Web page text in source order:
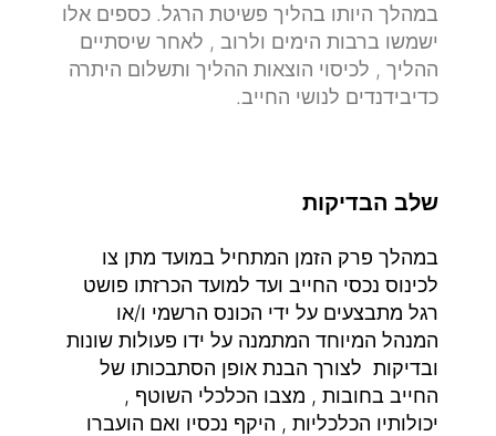
במהלך היותו בהליך פשיטת הרגל. כספים אלו
ישמשו ברבות הימים ולרוב , לאחר שיסתיים
ההליך , לכיסוי הוצאות ההליך ותשלום היתרה
כדיבידנדים לנושי החייב.
שלב הבדיקות
במהלך פרק הזמן המתחיל במועד מתן צו
לכינוס נכסי החייב ועד למועד הכרזתו פושט
רגל מתבצעים על ידי הכונס הרשמי ו/או
המנהל המיוחד המתמנה על ידו פעולות שונות
ובדיקות לצורך הבנת אופן הסתבכותו של
החייב בחובות , מצבו הכלכלי השוטף ,
יכולותיו הכלכליות , היקף נכסיו ואם הועברו